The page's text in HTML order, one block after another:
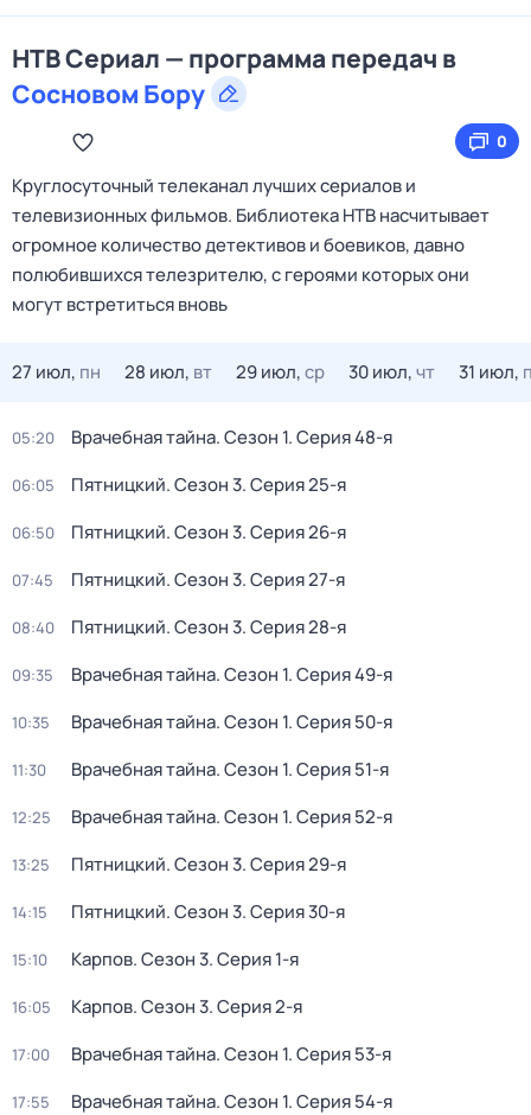
НТВ Сериал — программа передач в
Сосновом Бору
0
Круглосуточный телеканал лучших сериалов и
телевизионных фильмов. Библиотека НТВ насчитывает
огромное количество детективов и боевиков, давно
полюбившихся телезрителю, с героями которых они
могут встретиться вновь
27 июл, пн 28 июл, вт 29 июл,ср 30 июл,чт 31 июл,
05:20 Врачебная тайна. Сезон 1. Серия 48-я
06:05 Пятницкий. Сезон 3. Серия 25-я
06:50 Пятницкий. Сезон 3. Серия 26-я
07:45 Пятницкий. Сезон 3. Серия 27-я
08:40 Пятницкий. Сезон 3. Серия 28-я
09:35 Врачебная тайна. Сезон 1. Серия 49-я
10:35 Врачебная тайна. Сезон 1. Серия 50-я
11:30 Врачебная тайна. Сезон 1. Серия 51-я
12:25 Врачебная тайна. Сезон 1. Серия 52-я
13:25 Пятницкий. Сезон 3. Серия 29-я
14:15 Пятницкий. Сезон 3. Серия 30-я
15:10 Карпов. Сезон 3. Серия 1-я
16:05 Карпов. Сезон 3. Серия 2-я
17:00 Врачебная тайна. Сезон 1. Серия 53-я
17:55 Врачебная тайна. Сезон 1. Серия 54-я